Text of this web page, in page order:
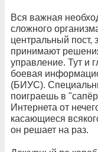
Вся важная
сложного
центральный пост,
принимают
управление. Тут и
боевая
(БИУС).
поиграешь в
Интернета от
касающиеся
он решает на раз.